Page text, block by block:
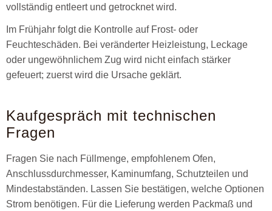
vollständig entleert und getrocknet wird.
Im Frühjahr folgt die Kontrolle auf Frost- oder
Feuchteschäden. Bei veränderter Heizleistung, Leckage
oder ungewöhnlichem Zug wird nicht einfach stärker
gefeuert; zuerst wird die Ursache geklärt.
Kaufgespräch mit technischen
Fragen
Fragen Sie nach Füllmenge, empfohlenem Ofen,
Anschlussdurchmesser, Kaminumfang, Schutzteilen und
Mindestabständen. Lassen Sie bestätigen, welche Optionen
Strom benötigen. Für die Lieferung werden Packmaß und